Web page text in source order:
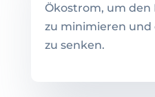
Ökostrom, um den
zu minimieren und
zu senken.